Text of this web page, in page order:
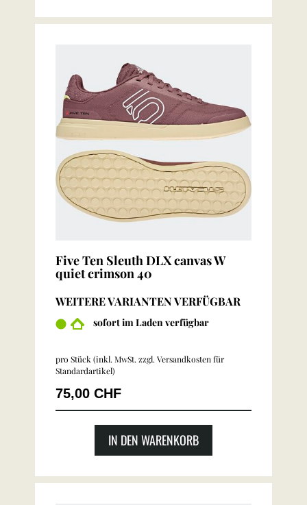
Five Ten Sleuth DLX canvas W
quiet crimson 40
WEITERE VARIANTEN VERFÜGBAR
sofort im Laden verfügbar
pro Stück (inkl. MwSt. zzgl. Versandkosten für
Standardartikel)
75,00 CHF
IN DEN WARENKORB